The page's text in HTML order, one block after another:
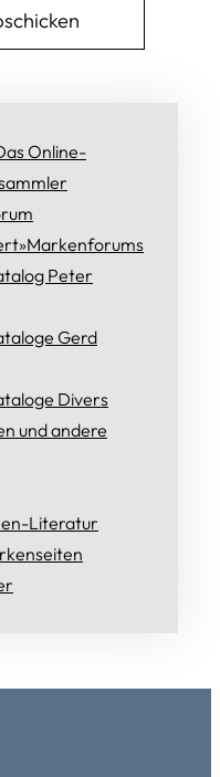
Online-
Peter
Gerd
Divers
und andere
Literatur